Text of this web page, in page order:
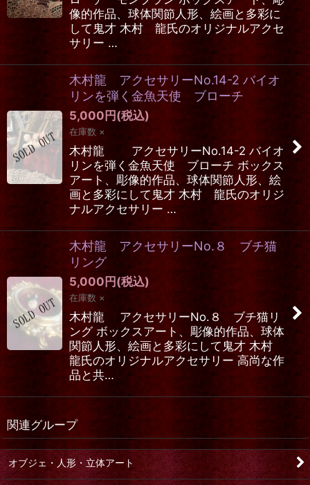
像的作品、球体関節人形、絵画と多彩に
して鬼才 木村 龍氏のオリジナルアクセ
サリー …
木村龍 アクセサリーNo.14-2 バイオ
リンを弾く金魚天使 ブローチ
5,000円(税込)
在庫数 ×
木村龍 アクセサリーNo.14-2 バイオ
リンを弾く金魚天使 ブローチ ボックス
アート、彫像的作品、球体関節人形、絵
画と多彩にして鬼才 木村 龍氏のオリジ
ナルアクセサリー …
木村龍 アクセサリーNo.８ ブチ猫
リング
5,000円(税込)
在庫数 ×
木村龍 アクセサリーNo.８ ブチ猫リ
ング ボックスアート、彫像的作品、球体
関節人形、絵画と多彩にして鬼才 木村
龍氏のオリジナルアクセサリー 高尚な作
品と共…
関連グループ
オブジェ・人形・立体アート